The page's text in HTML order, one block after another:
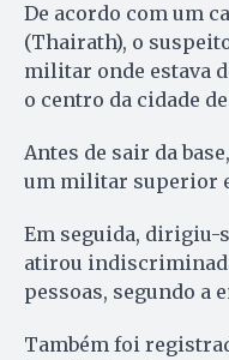
De acordo com um
(Thairath), o
militar onde estava
o centro da cidade
Antes de sair da
um militar superior
Em seguida, dirigiu-
atirou
pessoas, segundo a
Também foi